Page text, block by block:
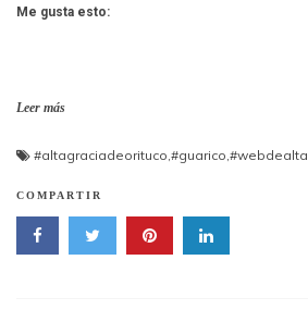
Me gusta esto:
Leer más
#altagraciadeorituco #guarico #webdealta
COMPARTIR